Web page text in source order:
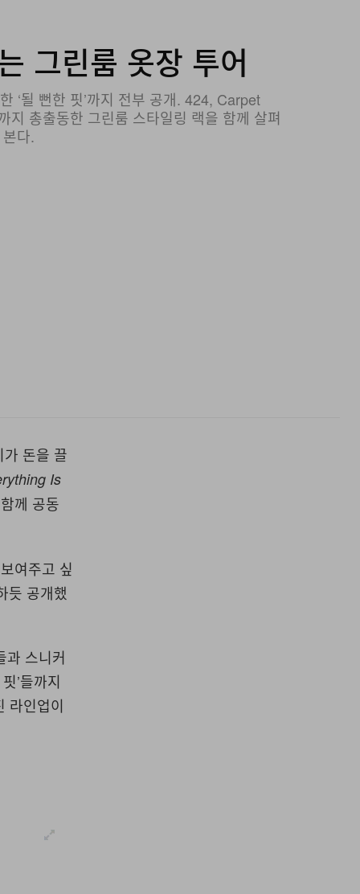
그린룸 옷장 투어
‘될 뻔한 핏’까지 전부 공개. 424, Carpet
총출동한 그린룸 스타일링 랙을 함께 살펴
본다.
돈을 끌
Is
께 공동
여주고 싶
듯 공개했
과 스니커
’들까지
라인업이